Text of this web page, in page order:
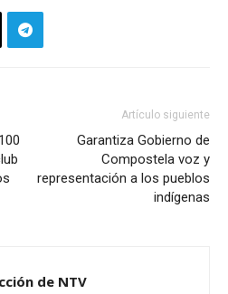
Artículo siguiente
Garantiza Gobierno de
Compostela voz y
representación a los pueblos
indígenas
de NTV